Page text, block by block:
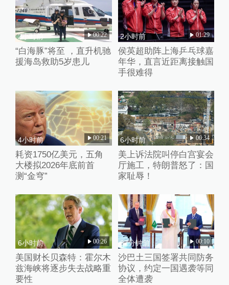
2小时前 00:22
“白海豚”将至 ，直升机驰
援海岛救助5岁患儿
2小时前 01:29
侯英超助阵上海乒乓球嘉
年华，直言近距离接触国
手很难得
4小时前 00:21
耗资1750亿美元，五角
大楼拟2026年底前首
测“金穹”
6小时前 00:34
美上诉法院叫停白宫宴会
厅施工，特朗普怒了：国
家耻辱！
6小时前 00:26
美国财长贝森特：霍尔木
兹海峡将逐步失去战略重
要性
37分钟前 00:10
沙巴土三国签署共同防务
协议，约定一国遇袭等同
全体遭袭